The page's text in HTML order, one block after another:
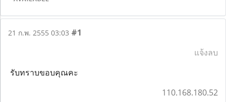
21 ก.พ. 2555 03:03 #1
แจ้งลบ
รับทราบขอบคุณคะ
110.168.180.52